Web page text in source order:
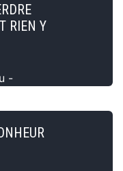
RIEN Y
-